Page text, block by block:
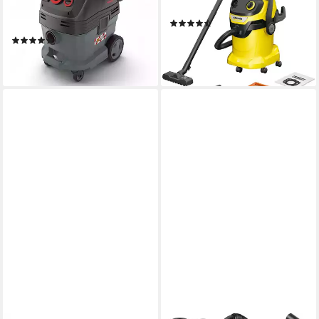
Sicherheitssauger, Nass-
Trocken-Sauger, Klasse L, 30l
(7)
ab 419,00 €
lieferbar - in 2-3 Werktagen bei dir
165,66 € UVP192,49 €
-14%
lieferbar - in 1-2 Werktagen bei dir